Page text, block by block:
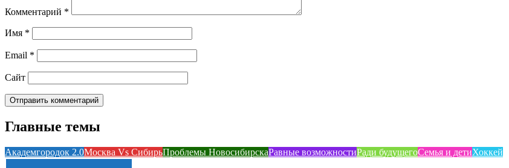
Комментарий *
Имя *
Email *
Сайт
Главные темы
Академгородок 2.0Москва Vs СибирьПроблемы НовосибирскаРавные возможностиРади будущегоСемья и детиХоккей